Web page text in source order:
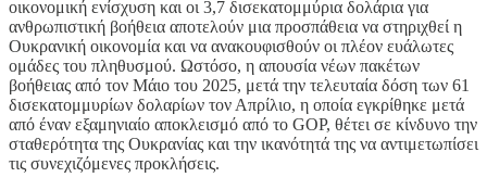
οικονομική ενίσχυση και οι 3,7 δισεκατομμύρια δολάρια για
ανθρωπιστική βοήθεια αποτελούν μια προσπάθεια να στηριχθεί η
Ουκρανική οικονομία και να ανακουφισθούν οι πλέον ευάλωτες
ομάδες του πληθυσμού. Ωστόσο, η απουσία νέων πακέτων
βοήθειας από τον Μάιο του 2025, μετά την τελευταία δόση των 61
δισεκατομμυρίων δολαρίων τον Απρίλιο, η οποία εγκρίθηκε μετά
από έναν εξαμηνιαίο αποκλεισμό από το GOP, θέτει σε κίνδυνο την
σταθερότητα της Ουκρανίας και την ικανότητά της να αντιμετωπίσει
τις συνεχιζόμενες προκλήσεις.